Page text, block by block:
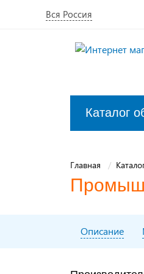
Вся Россия
Каталог
Главная
Описание